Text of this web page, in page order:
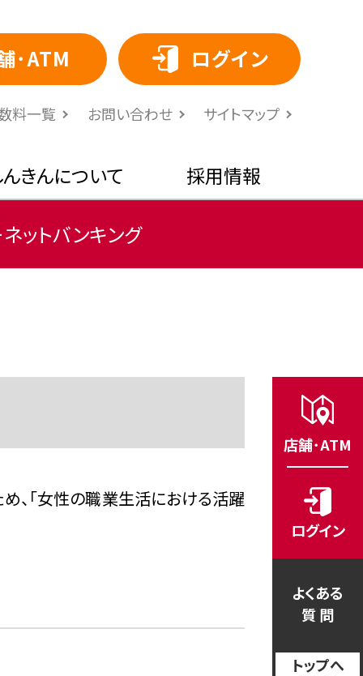
ットバンキング
きんについて 採用情報
･ATM ログイン
料⼀覧 お問い合わせ サイトマップ
、「女性の職業生活における活躍
店舗･ATM
ログイン
よくある
質 問
トップへ